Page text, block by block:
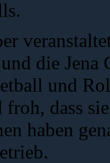
die Jena
und
froh, dass
haben